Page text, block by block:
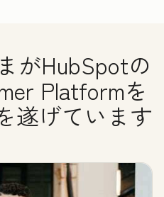
がHubSpotの
Platformを
遂げています